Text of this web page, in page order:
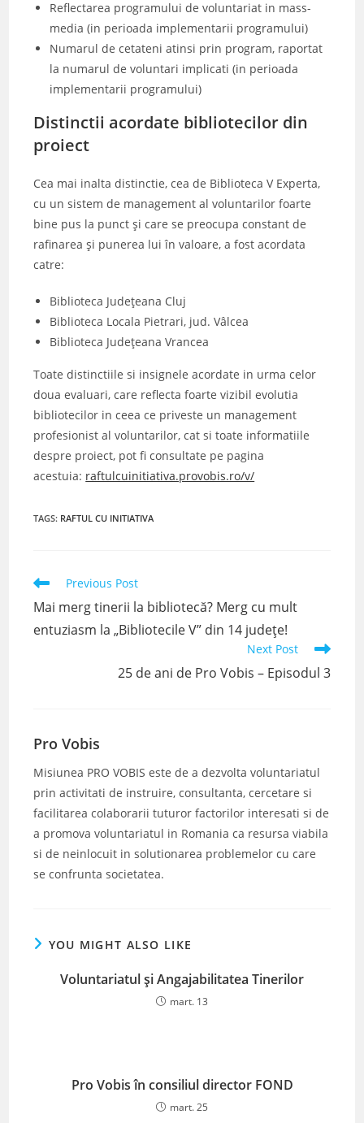
Reflectarea programului de voluntariat in mass-
media (in perioada implementarii programului)
Numarul de cetateni atinsi prin program, raportat
la numarul de voluntari implicati (in perioada
implementarii programului)
Distinctii acordate bibliotecilor din
proiect
Cea mai inalta distinctie, cea de Biblioteca V Experta,
cu un sistem de management al voluntarilor foarte
bine pus la punct şi care se preocupa constant de
rafinarea şi punerea lui în valoare, a fost acordata
catre:
Biblioteca Județeana Cluj
Biblioteca Locala Pietrari, jud. Vâlcea
Biblioteca Județeana Vrancea
Toate distinctiile si insignele acordate in urma celor
doua evaluari, care reflecta foarte vizibil evolutia
bibliotecilor in ceea ce priveste un management
profesionist al voluntarilor, cat si toate informatiile
despre proiect, pot fi consultate pe pagina
acestuia: raftulcuinitiativa.provobis.ro/v/
TAGS: RAFTUL CU INITIATIVA
Read
articles
Previous Post
Mai merg tinerii la bibliotecă? Merg cu mult
entuziasm la „Bibliotecile V” din 14 judeţe!
Next Post
25 de ani de Pro Vobis – Episodul 3
Pro Vobis
Misiunea PRO VOBIS este de a dezvolta voluntariatul
prin activitati de instruire, consultanta, cercetare si
facilitarea colaborarii tuturor factorilor interesati si de
a promova voluntariatul in Romania ca resursa viabila
si de neinlocuit in solutionarea problemelor cu care
se confrunta societatea.
YOU MIGHT ALSO LIKE
Voluntariatul și Angajabilitatea Tinerilor
mart. 13
Pro Vobis în consiliul director FOND
mart. 25